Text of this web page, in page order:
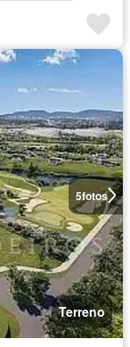
5fotos
Terreno